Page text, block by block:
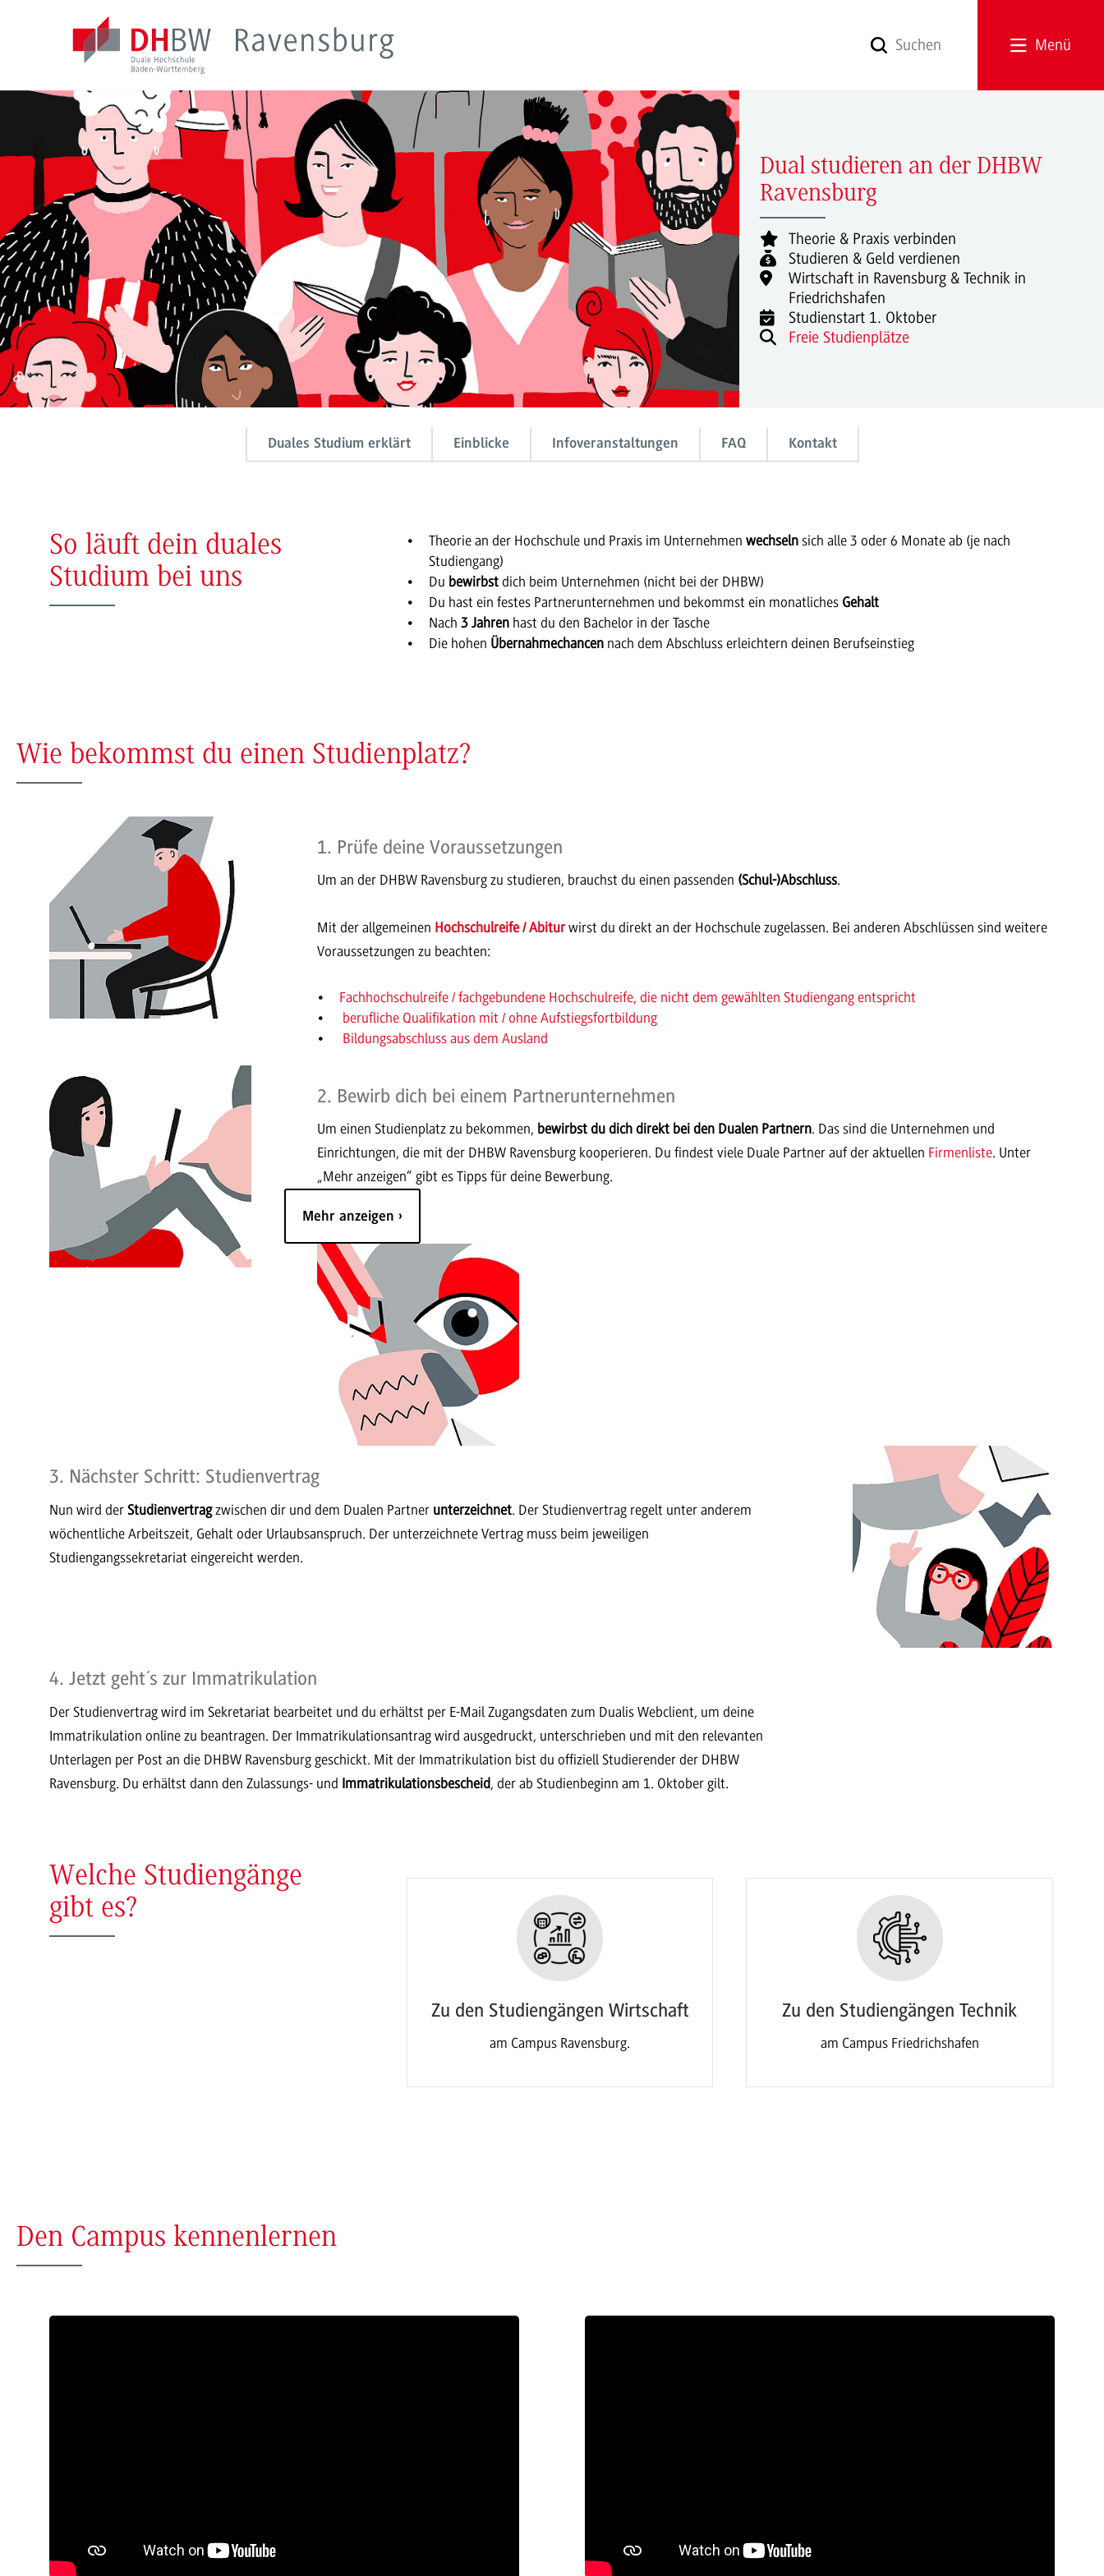
Menü
Dual studieren an der DHBW
Ravensburg
Theorie & Praxis verbinden
Studieren & Geld verdienen
Wirtschaft in Ravensburg & Technik in
Friedrichshafen
Studienstart 1. Oktober
Freie Studienplätze
Duales Studium erklärt Einblicke Infoveranstaltungen FAQ Kontakt
So läuft dein duales
Studium bei uns
Theorie an der Hochschule und Praxis im Unternehmen wechseln sich alle 3 oder 6 Monate ab (je nach
Studiengang)
Du bewirbst dich beim Unternehmen (nicht bei der DHBW)
Du hast ein festes Partnerunternehmen und bekommst ein monatliches Gehalt
Nach 3 Jahrenhast du den Bachelor in der Tasche
Die hohen Übernahmechancen nach dem Abschluss erleichtern deinen Berufseinstieg
Wie bekommst du einen Studienplatz?
1. Prüfe deine Voraussetzungen
Um an der DHBW Ravensburg zu studieren, brauchst du einen passenden (Schul-)Abschluss.
Mit der allgemeinen Hochschulreife / Abiturwirst du direkt an der Hochschule zugelassen. Bei anderen Abschlüssen sind weitere
Voraussetzungen zu beachten:
Fachhochschulreife / fachgebundene Hochschulreife, die nicht dem gewählten Studiengang entspricht
berufliche Qualifikation mit / ohne Aufstiegsfortbildung
Bildungsabschluss aus dem Ausland
2. Bewirb dich bei einem Partnerunternehmen
Um einen Studienplatz zu bekommen, bewirbst du dich direkt bei den Dualen Partnern. Das sind die Unternehmen und
Einrichtungen, die mit der DHBW Ravensburg kooperieren. Du findest viele Duale Partner auf der aktuellen Firmenliste. Unter
„Mehr anzeigen“ gibt es Tipps für deine Bewerbung.
Mehr anzeigen
3. Nächster Schritt: Studienvertrag
Nun wird der Studienvertragzwischen dir und dem Dualen Partner unterzeichnet. Der Studienvertrag regelt unter anderem
wöchentliche Arbeitszeit, Gehalt oder Urlaubsanspruch. Der unterzeichnete Vertrag muss beim jeweiligen
Studiengangssekretariat eingereicht werden.
4. Jetzt geht´s zur Immatrikulation
Der Studienvertrag wird im Sekretariat bearbeitet und du erhältst per E-Mail Zugangsdaten zum Dualis Webclient, um deine
Immatrikulation online zu beantragen. Der Immatrikulationsantrag wird ausgedruckt, unterschrieben und mit den relevanten
Unterlagen per Post an die DHBW Ravensburg geschickt. Mit der Immatrikulation bist du offiziell Studierender der DHBW
Ravensburg. Du erhältst dann den Zulassungs- und Immatrikulationsbescheid, der ab Studienbeginn am 1. Oktober gilt.
Welche Studiengänge
gibt es?
Zu den Studiengängen Wirtschaft
am Campus Ravensburg.
Zu den Studiengängen Technik
am Campus Friedrichshafen
Den Campus kennenlernen